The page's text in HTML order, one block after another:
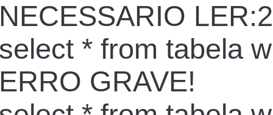
* from tabela
GRAVE!